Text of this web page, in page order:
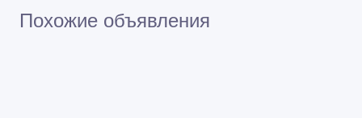
Похожие объявления